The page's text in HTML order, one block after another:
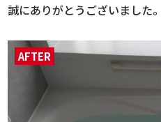
誠にありがとうございました。
AFTER